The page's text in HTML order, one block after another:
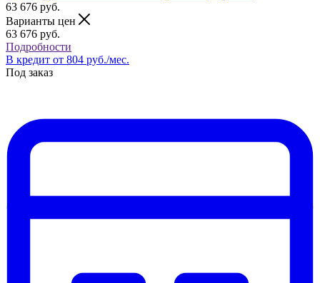
63 676 руб.
Варианты цен
63 676 руб.
Подробности
В кредит от 804 руб./мес.
Под заказ